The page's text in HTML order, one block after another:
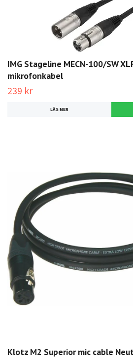
IMG Stageline MECN-100/SW
mikrofonkabel
239 kr
LÄS MER
Klotz M2 Superior mic cable